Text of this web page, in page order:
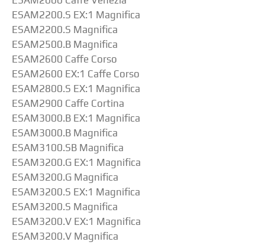
ESAM2200.S EX:1 Magnifica
ESAM2200.S Magnifica
ESAM2500.B Magnifica
ESAM2600 Caffe Corso
ESAM2600 EX:1 Caffe Corso
ESAM2800.S EX:1 Magnifica
ESAM2900 Caffe Cortina
ESAM3000.B EX:1 Magnifica
ESAM3000.B Magnifica
ESAM3100.SB Magnifica
ESAM3200.G EX:1 Magnifica
ESAM3200.G Magnifica
ESAM3200.S EX:1 Magnifica
ESAM3200.S Magnifica
ESAM3200.V EX:1 Magnifica
ESAM3200.V Magnifica